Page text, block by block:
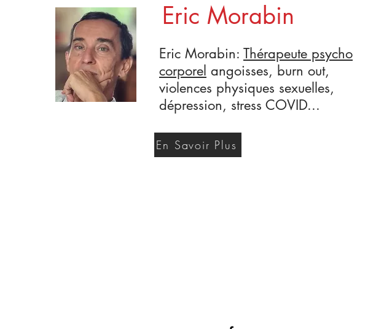
Eric Morabin
Eric Morabin: Thérapeute psycho
corporel angoisses, burn out,
violences physiques sexuelles,
dépression, stress COVID...
En Savoir Plus